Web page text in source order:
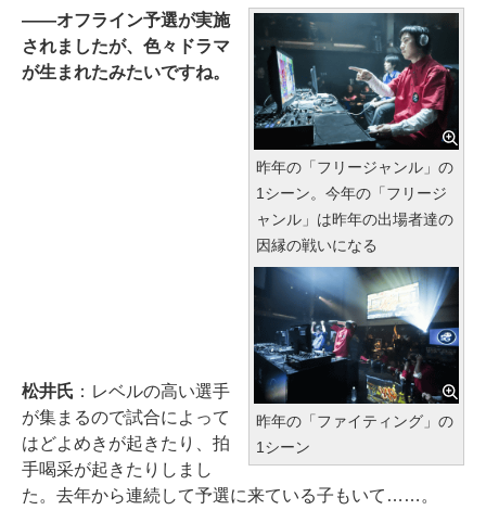
昨年の「フリージャンル」の
1シーン。今年の「フリージ
ャンル」は昨年の出場者達の
因縁の戦いになる
昨年の「ファイティング」の
1シーン
――オフライン予選が実施
されましたが、色々ドラマ
が生まれたみたいですね。
松井氏 ：レベルの高い選手
が集まるので試合によって
はどよめきが起きたり、拍
手喝采が起きたりしまし
た。去年から連続して予選に来ている子もいて……。